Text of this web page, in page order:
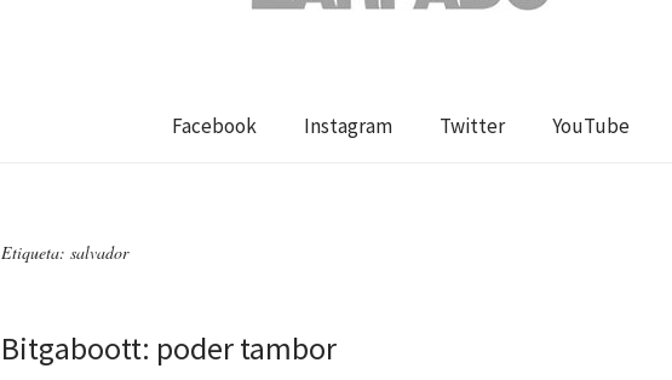
Facebook Instagram Twitter YouTube
Etiqueta: salvador
Bitgaboott: poder tambor